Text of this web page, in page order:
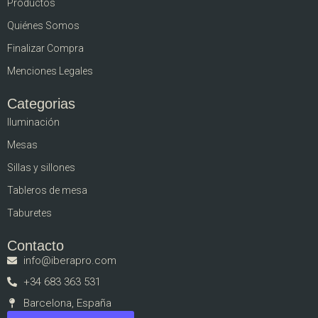
Productos
Quiénes Somos
Finalizar Compra
Menciones Legales
Categorias
Iluminación
Mesas
Sillas y sillones
Tableros de mesa
Taburetes
Contacto
info@iberapro.com
+34 683 363 531
Barcelona, España